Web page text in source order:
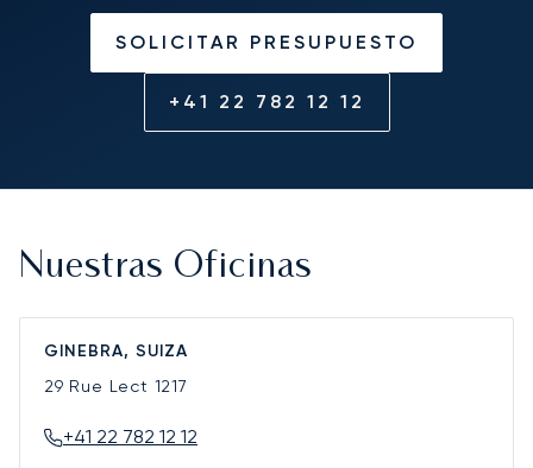
SOLICITAR PRESUPUESTO
+41 22 782 12 12
Nuestras Oficinas
GINEBRA, SUIZA
29 Rue Lect 1217
+41 22 782 12 12